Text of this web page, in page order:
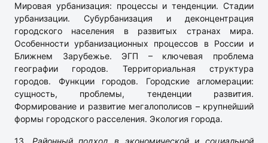
Мировая урбанизация: процессы и тенденции. Стадии
урбанизации. Субурбанизация и деконцентрация
городского населения в развитых странах мира.
Особенности урбанизационных процессов в России и
Ближнем Зарубежье. ЭГП – ключевая проблема
географии городов. Территориальная структура
городов. Функции городов. Городские агломерации:
сущность, проблемы, тенденции развития.
Формирование и развитие мегалополисов – крупнейший
формы городского расселения. Экология города.
13. Районный подход в экономической и социальной